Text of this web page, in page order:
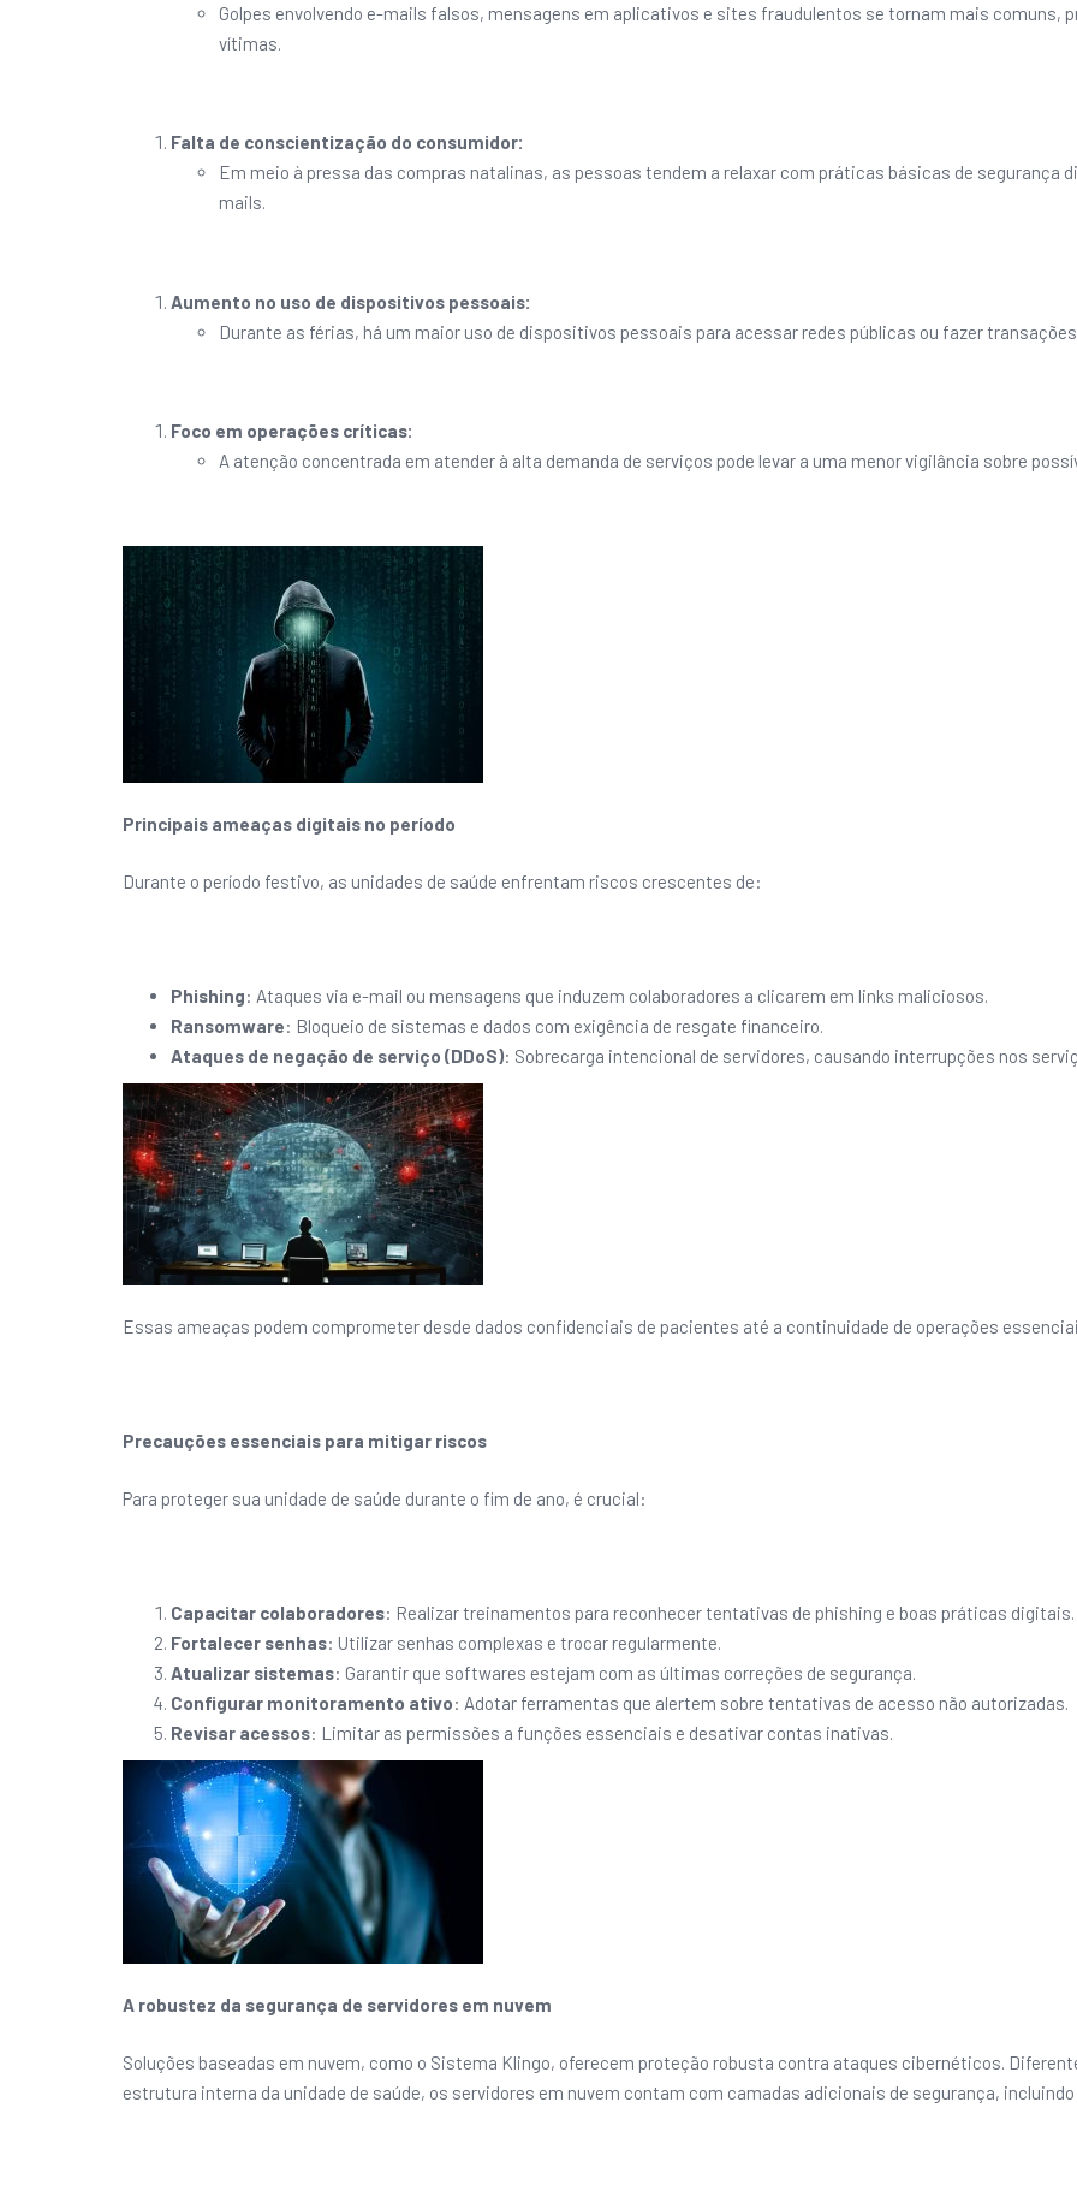
Golpes envolvendo e-mails falsos, mensagens em aplicativos e sites fraudulentos se tornam mais comuns,
vítimas.
Falta de conscientização do consumidor:
Em meio à pressa das compras natalinas, as pessoas tendem a relaxar com práticas básicas de
mails.
Aumento no uso de dispositivos pessoais:
Durante as férias, há um maior uso de dispositivos pessoais para acessar redes públicas ou fazer
Foco em operações críticas:
A atenção concentrada em atender à alta demanda de serviços pode levar a uma menor vigilância sobre
Principais ameaças digitais no período
Durante o período festivo, as unidades de saúde enfrentam riscos crescentes de:
Phishing: Ataques via e-mail ou mensagens que induzem colaboradores a clicarem em links maliciosos.
Ransomware: Bloqueio de sistemas e dados com exigência de resgate financeiro.
Ataques de negação de serviço (DDoS): Sobrecarga intencional de servidores, causando interrupções nos
Essas ameaças podem comprometer desde dados confidenciais de pacientes até a continuidade de operações
Precauções essenciais para mitigar riscos
Para proteger sua unidade de saúde durante o fim de ano, é crucial:
Capacitar colaboradores: Realizar treinamentos para reconhecer tentativas de phishing e boas práticas digitais.
Fortalecer senhas: Utilizar senhas complexas e trocar regularmente.
Atualizar sistemas: Garantir que softwares estejam com as últimas correções de segurança.
Configurar monitoramento ativo: Adotar ferramentas que alertem sobre tentativas de acesso não autorizadas.
Revisar acessos: Limitar as permissões a funções essenciais e desativar contas inativas.
A robustez da segurança de servidores em nuvem
Soluções baseadas em nuvem, como o Sistema Klingo, oferecem proteção robusta contra ataques cibernéticos.
estrutura interna da unidade de saúde, os servidores em nuvem contam com camadas adicionais de segurança,